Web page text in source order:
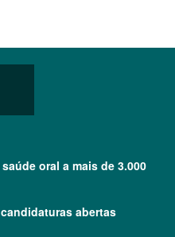
oral a mais de 3.000
abertas